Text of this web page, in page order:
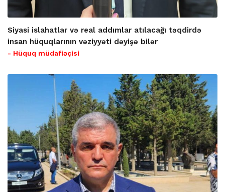
Siyasi islahatlar və real addımlar atılacağı təqdirdə
insan hüquqlarının vəziyyəti dəyişə bilər
- Hüquq müdafiəçisi